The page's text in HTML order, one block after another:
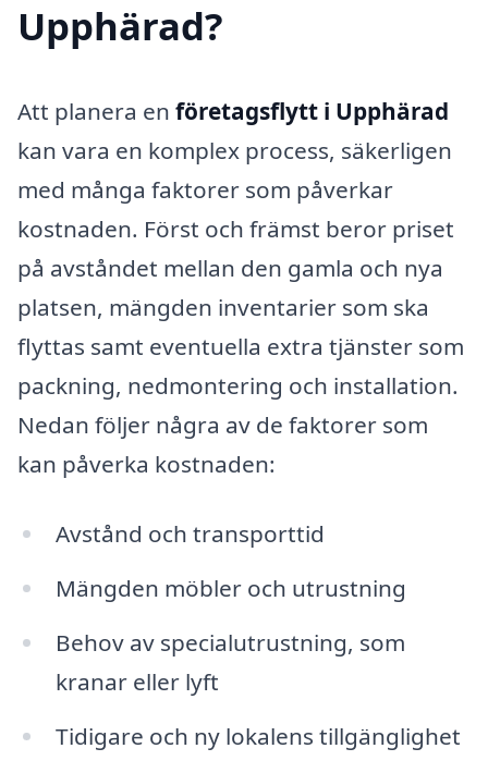
Upphärad?
Att planera en företagsflytt i Upphärad
kan vara en komplex process, säkerligen
med många faktorer som påverkar
kostnaden. Först och främst beror priset
på avståndet mellan den gamla och nya
platsen, mängden inventarier som ska
flyttas samt eventuella extra tjänster som
packning, nedmontering och installation.
Nedan följer några av de faktorer som
kan påverka kostnaden:
Avstånd och transporttid
Mängden möbler och utrustning
Behov av specialutrustning, som
kranar eller lyft
Tidigare och ny lokalens tillgänglighet